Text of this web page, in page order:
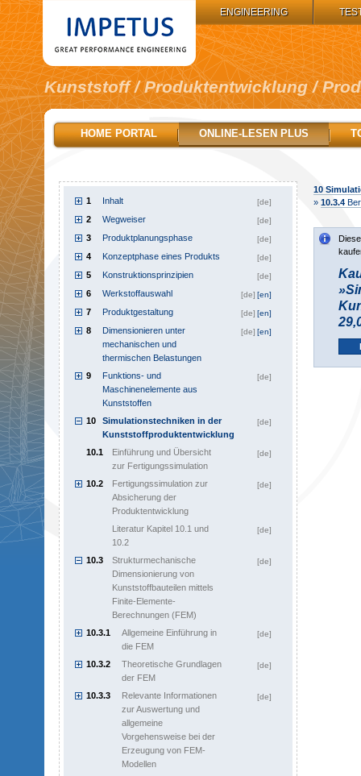
Kunststoff / Produktentwicklung /
10
» 10.3.4
1 Inhalt [de]
2 Wegweiser [de]
3 Produktplanungsphase [de]
4 Konzeptphase eines Produkts [de]
5 Konstruktionsprinzipien [de]
6 Werkstoffauswahl [en]
[de]
7 Produktgestaltung [en]
[de]
8
Dimensionieren unter
mechanischen und
thermischen Belastungen
[en]
[de]
9
Funktions- und
Maschinenelemente aus
Kunststoffen
[de]
10
Simulationstechniken in der
Kunststoffproduktentwicklung
[de]
10.1
Einführung und Übersicht
zur Fertigungssimulation
[de]
10.2
Fertigungssimulation zur
Absicherung der
Produktentwicklung
[de]
Literatur Kapitel 10.1 und
10.2
[de]
10.3
Strukturmechanische
Dimensionierung von
Kunststoffbauteilen mittels
Finite-Elemente-
Berechnungen (FEM)
[de]
10.3.1
Allgemeine Einführung in
die FEM
[de]
10.3.2
Theoretische Grundlagen
der FEM
[de]
10.3.3
Relevante Informationen
zur Auswertung und
allgemeine
Vorgehensweise bei der
Erzeugung von FEM-
Modellen
[de]
HOME PORTAL ONLINE-LESEN PLUS
ENGINEERING